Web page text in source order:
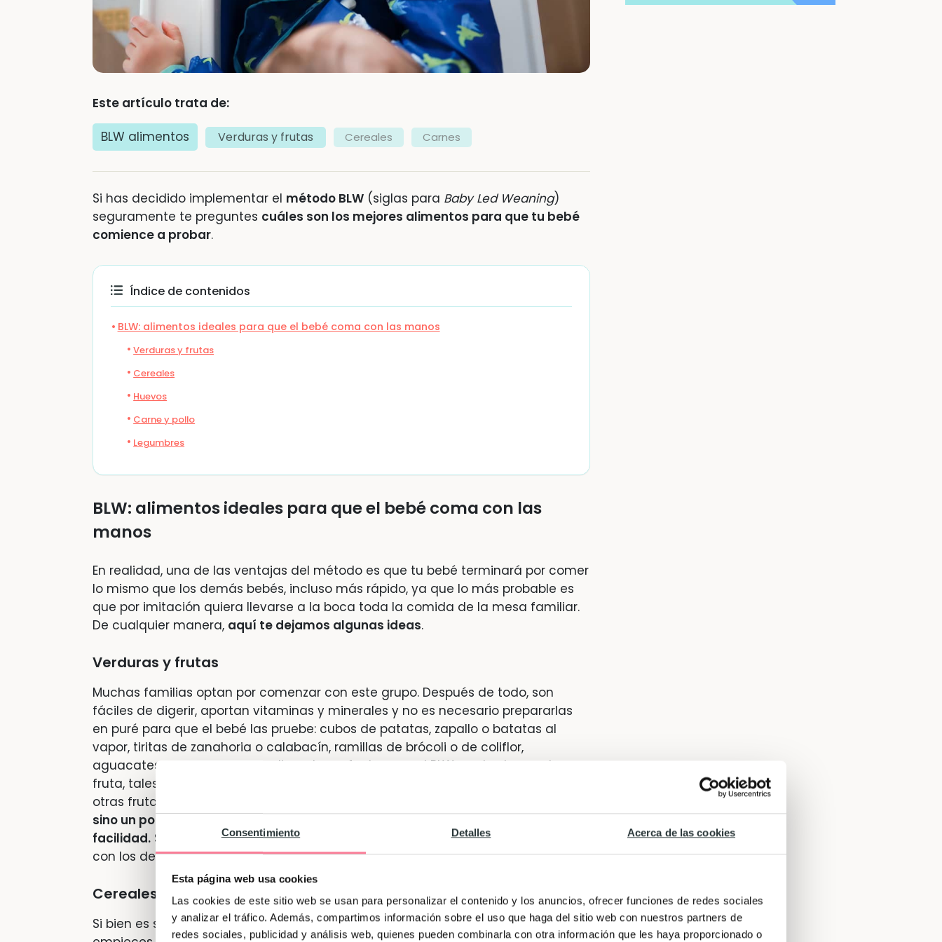
Consentimiento Detalles Acerca de las cookies
Esta página web usa cookies
Las cookies de este sitio web se usan para personalizar el contenido y los anuncios, ofrecer funciones de redes sociales
y analizar el tráfico. Además, compartimos información sobre el uso que haga del sitio web con nuestros partners de
redes sociales, publicidad y análisis web, quienes pueden combinarla con otra información que les haya proporcionado o
Este artículo trata de:
BLW alimentos
Verduras y frutas Cereales Carnes
Si has decidido implementar el método BLW (siglas para Baby Led Weaning)
seguramente te preguntes cuáles son los mejores alimentos para que tu bebé
comience a probar.
Índice de contenidos
BLW: alimentos ideales para que el bebé coma con las manos
Verduras y frutas
Cereales
Huevos
Carne y pollo
Legumbres
BLW: alimentos ideales para que el bebé coma con las
manos
En realidad, una de las ventajas del método es que tu bebé terminará por comer
lo mismo que los demás bebés, incluso más rápido, ya que lo más probable es
que por imitación quiera llevarse a la boca toda la comida de la mesa familiar.
De cualquier manera, aquí te dejamos algunas ideas.
Verduras y frutas
Muchas familias optan por comenzar con este grupo. Después de todo, son
fáciles de digerir, aportan vitaminas y minerales y no es necesario prepararlas
en puré para que el bebé las pruebe: cubos de patatas, zapallo o batatas al
vapor, tiritas de zanahoria o calabacín, ramillas de brócoli o de coliflor,
aguacates laminados… Otro alimento perfecto para el BLW son los trozos de
fruta, tales como el plátano, el mango, los albaricoques, la pera, las ciruelas y
otras frutas.
sino un poco más grandes, para que el bebé las manipule con sus deditos con
facilidad. Simplemente déjalos a su alcance y permite que explore su textura
con los dedos. No tardará en querer probarlos.
Cereales
Si bien es sencillo de comer y a los bebés les encanta, lo mejor es que no